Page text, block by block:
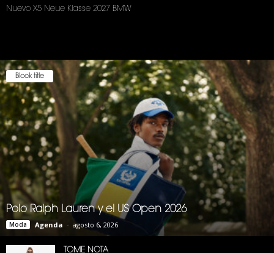
Nuevo X5 Neue Klasse 2027 BMW
Block title
Polo Ralph Lauren y el US Open 2026
Moda Agenda - agosto 6, 2026
TOME NOTA